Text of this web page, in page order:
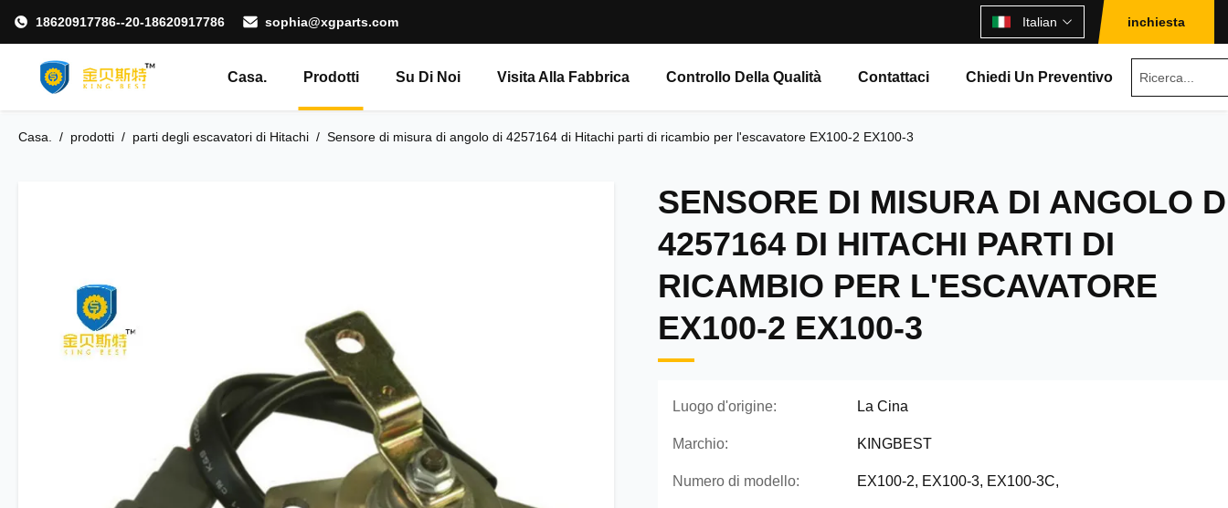
18620917786--20-18620917786 sophia@xgparts.com Italian inchiesta
Casa. Prodotti Su Di Noi Visita Alla Fabbrica Controllo Della Qualità Contattaci Chiedi Un Preventivo
Casa. / prodotti / parti degli escavatori di Hitachi / Sensore di misura di angolo di 4257164 di Hitachi parti di ricambio per l'escavatore EX100-2 EX100-3
SENSORE DI MISURA DI ANGOLO
4257164 DI HITACHI PARTI DI
RICAMBIO PER L'ESCAVATORE
EX100-2 EX100-3
Luogo d'origine: La Cina
Marchio: KINGBEST
Numero di modello: EX100-2, EX100-3, EX100-3C,